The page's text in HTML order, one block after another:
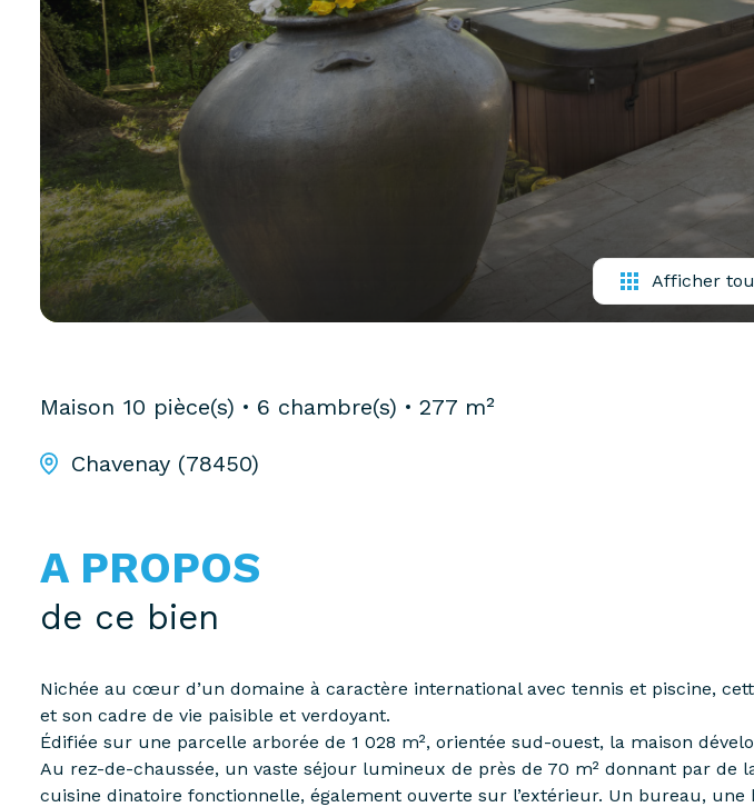
Afficher
Maison 10 pièce(s) 6 chambre(s) 277 m²
Chavenay (78450)
A PROPOS
de ce bien
Nichée au cœur d’un domaine à caractère international avec tennis et piscine,
et son cadre de vie paisible et verdoyant.
Édifiée sur une parcelle arborée de 1 028 m², orientée sud-ouest, la maison
Au rez-de-chaussée, un vaste séjour lumineux de près de 70 m² donnant par
cuisine dinatoire fonctionnelle, également ouverte sur l’extérieur. Un bureau,